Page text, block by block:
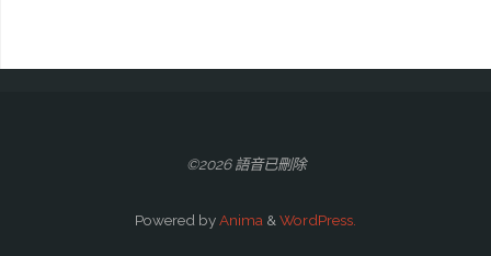
©2026 語音已刪除
Powered byAnima & WordPress.